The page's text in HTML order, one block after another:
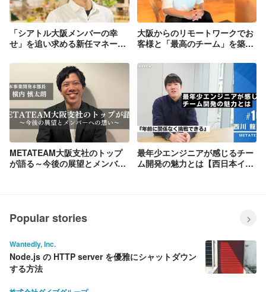
「シアトル大阪メンバーの幸
せ」を追い求める新任マネージ
大阪からのリモートワークでお
客様と「最高のチーム」を築い
METATEAM大阪支社のトップ
が語る～今後の展望とメンバー
最年少エンジニアが感じるチー
ム開発の魅力とは【西日本イン
Popular stories
Wantedly, Inc.
Node.js の HTTP server を優雅にシャットダウン
する方法